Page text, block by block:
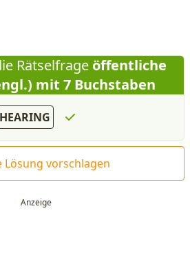
Rätselfrageöffentliche
mit 7 Buchstaben
HEARING
Lösung vorschlagen